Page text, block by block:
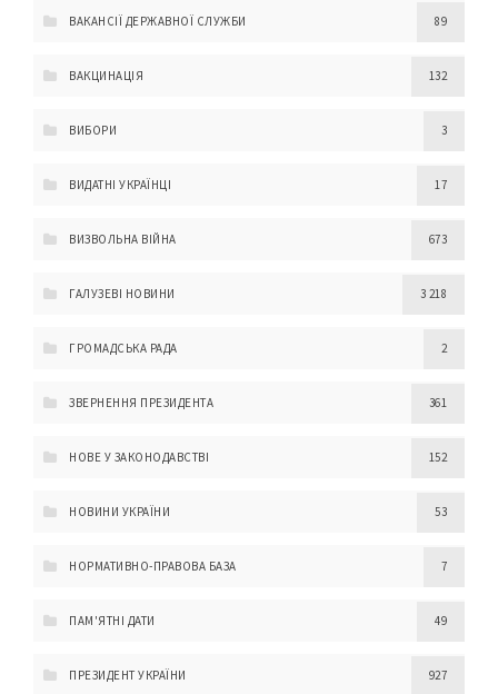
ВАКАНСІЇ ДЕРЖАВНОЇ СЛУЖБИ 89
ВАКЦИНАЦІЯ 132
ВИБОРИ 3
ВИДАТНІ УКРАЇНЦІ 17
ВИЗВОЛЬНА ВІЙНА 673
ГАЛУЗЕВІ НОВИНИ 3 218
ГРОМАДСЬКА РАДА 2
ЗВЕРНЕННЯ ПРЕЗИДЕНТА 361
НОВЕ У ЗАКОНОДАВСТВІ 152
НОВИНИ УКРАЇНИ 53
НОРМАТИВНО-ПРАВОВА БАЗА 7
ПАМ'ЯТНІ ДАТИ 49
ПРЕЗИДЕНТ УКРАЇНИ 927